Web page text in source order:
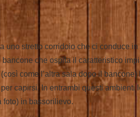
uno stretto corridoio che ci conduce
che ospita il caratteristico
come l’altra sala dopo il
capirsi. In entrambi questi
foto) in bassorilievo.